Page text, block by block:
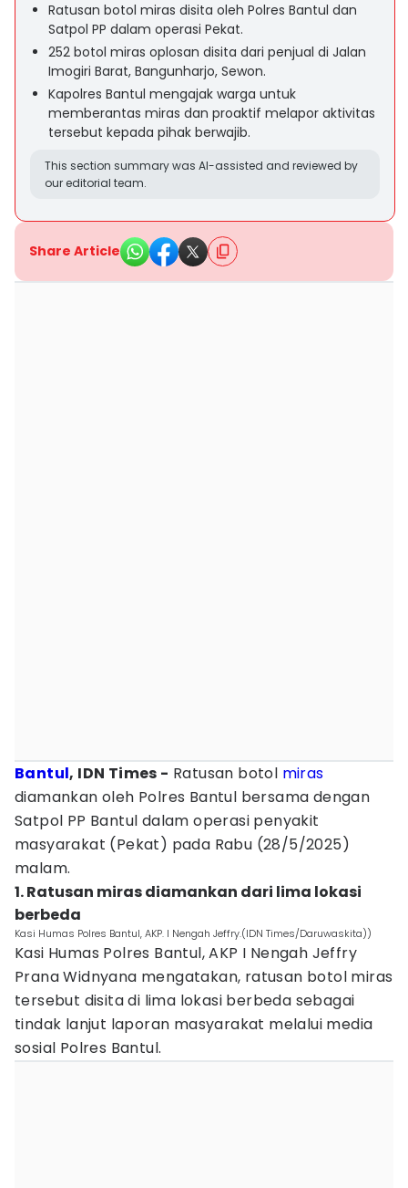
Ratusan botol miras disita oleh Polres Bantul dan
Satpol PP dalam operasi Pekat.
252 botol miras oplosan disita dari penjual di Jalan
Imogiri Barat, Bangunharjo, Sewon.
Kapolres Bantul mengajak warga untuk
memberantas miras dan proaktif melapor aktivitas
tersebut kepada pihak berwajib.
This section summary was AI-assisted and reviewed by
our editorial team.
Share Article
Bantul, IDN Times - Ratusan botol miras
diamankan oleh Polres Bantul bersama dengan
Satpol PP Bantul dalam operasi penyakit
masyarakat (Pekat) pada Rabu (28/5/2025)
malam.
1. Ratusan miras diamankan dari lima lokasi
berbeda
Kasi Humas Polres Bantul, AKP. I Nengah Jeffry.(IDN Times/Daruwaskita))
Kasi Humas Polres Bantul, AKP I Nengah Jeffry
Prana Widnyana mengatakan, ratusan botol miras
tersebut disita di lima lokasi berbeda sebagai
tindak lanjut laporan masyarakat melalui media
sosial Polres Bantul.